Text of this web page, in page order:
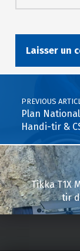
Post navigation
PREVIOUS
Plan
Handi-tir &
Tikka T1X
tir